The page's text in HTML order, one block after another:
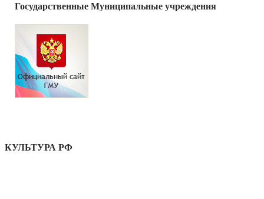
Государственные Муниципальные учреждения
КУЛЬТУРА РФ